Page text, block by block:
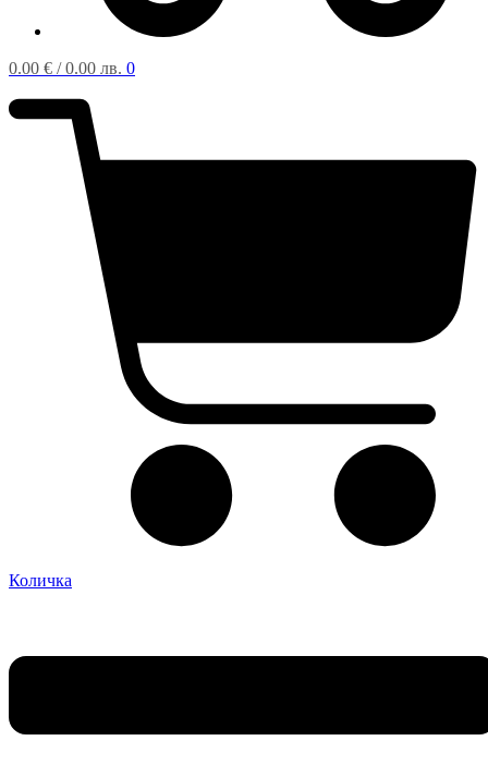
0.00 € / 0.00 лв. 0
Количка